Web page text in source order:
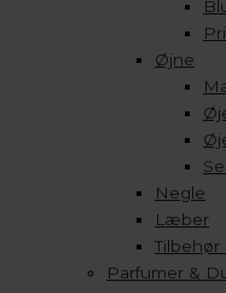
Øjne
Negle
Læber
Tilbehør
Parfumer &